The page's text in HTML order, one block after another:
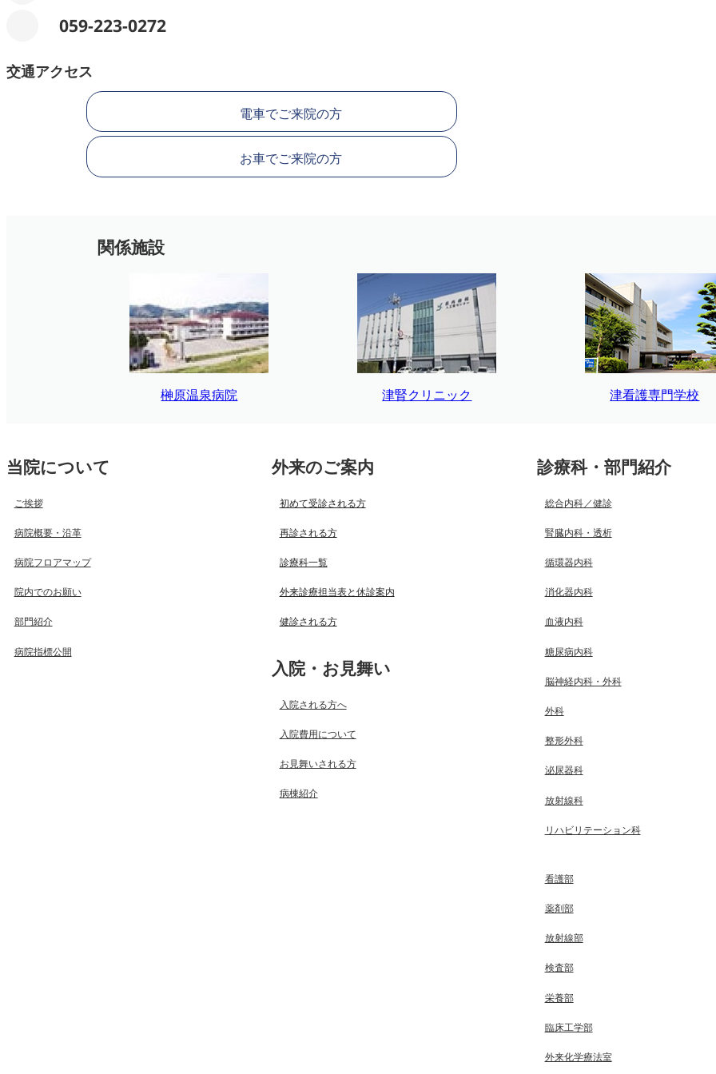
059-223-0272
交通アクセス
電車でご来院の方
お車でご来院の方
関係施設
榊原温泉病院 津腎クリニック 津看護専門学校
当院について
ご挨拶
病院概要・沿革
病院フロアマップ
院内でのお願い
部門紹介
病院指標公開
外来のご案内
初めて受診される方
再診される方
診療科一覧
外来診療担当表と休診案内
健診される方
入院・お見舞い
入院される方へ
入院費用について
お見舞いされる方
病棟紹介
診療科・部門紹介
総合内科／健診
腎臓内科・透析
循環器内科
消化器内科
血液内科
糖尿病内科
脳神経内科・外科
外科
整形外科
泌尿器科
放射線科
リハビリテーション科
看護部
薬剤部
放射線部
検査部
栄養部
臨床工学部
外来化学療法室